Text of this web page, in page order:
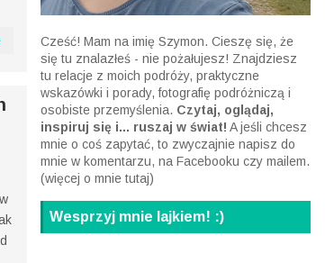
Cześć! Mam na imię Szymon. Cieszę się, że
się tu znalazłeś - nie pożałujesz! Znajdziesz
tu relacje z moich podróży, praktyczne
wskazówki i porady, fotografię podróżniczą i
osobiste przemyślenia.
inspiruj się i... ruszaj w świat!A jeśli chcesz
mnie o coś zapytać, to zwyczajnie napisz do
mnie w komentarzu, na Facebooku czy mailem.